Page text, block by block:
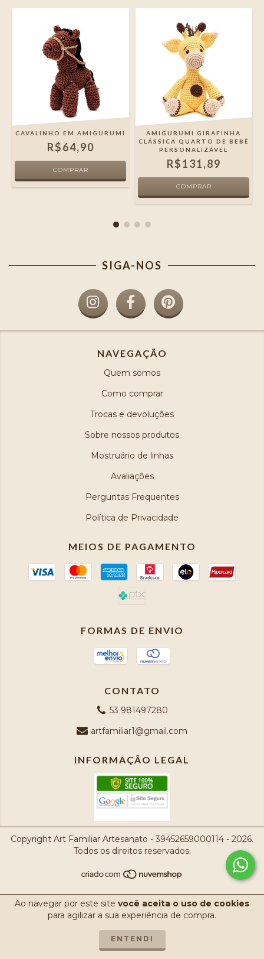
Ao navegar por este site você aceita o uso de cookies
para agilizar a sua experiência de compra.
ENTENDI
CAVALINHO EM AMIGURUMI
R$64,90
AMIGURUMI GIRAFINHA
CLÁSSICA QUARTO DE BEBÊ
PERSONALIZÁVEL
R$131,89
SIGA-NOS
NAVEGAÇÃO
Quem somos
Como comprar
Trocas e devoluções
Sobre nossos produtos
Mostruário de linhas
Avaliações
Perguntas Frequentes
Política de Privacidade
MEIOS DE PAGAMENTO
FORMAS DE ENVIO
CONTATO
53 981497280
artfamiliar1@gmail.com
INFORMAÇÃO LEGAL
Copyright Art Familiar Artesanato - 39452659000114 - 2026.
Todos os direitos reservados.